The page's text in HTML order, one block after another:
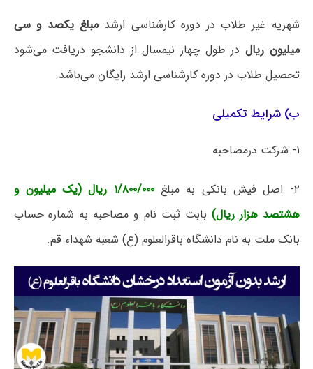
شهریه غیر طلاب در دوره کارشناسی ارشد مبلغ یکصد و سی
میلیون ریال در طول چهار نیمسال از دانشجو دریافت می‌شود
تحصیل طلاب در دوره کارشناسی ارشد رایگان می‌باشد.
ب) شرایط تکمیلی
۱- شرکت درمصاحبه
۲- اصل فیش بانکی به مبلغ
۱/۸۰۰/۰۰۰ ریال (یک میلیون و
هشتصد هزار ریال) بابت ثبت نام و مصاحبه به شماره حساب
بانک ملت به نام دانشگاه باقرالعلوم (ع) شعبه شهداء قم.